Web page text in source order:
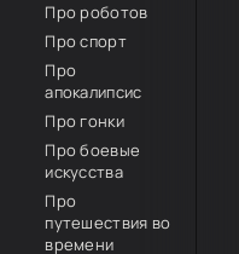
Про роботов
Про спорт
Про
апокалипсис
Про гонки
Про боевые
искусства
Про
путешествия во
времени